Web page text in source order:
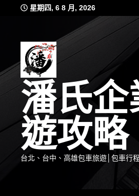
星期四, 6 8 月, 2026
潘氏
遊攻略
台北、台中、高雄包車旅遊│包車行